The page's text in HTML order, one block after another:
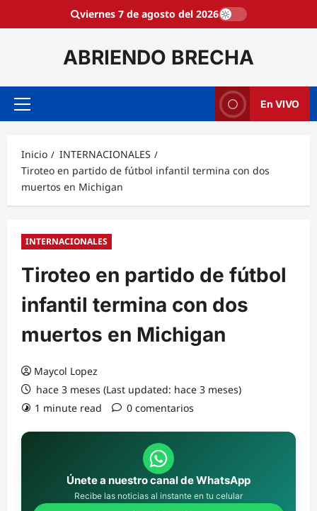
viernes 7 de agosto del 2026
ABRIENDO BRECHA
Menú
En VIVO
Inicio
INTERNACIONALES
Tiroteo en partido de fútbol infantil termina con dos
muertos en Michigan
INTERNACIONALES
Tiroteo en partido de fútbol
infantil termina con dos
muertos en Michigan
Maycol Lopez
hace 3 meses (Last updated: hace 3 meses)
1 minute read
0 comentarios
Únete a nuestro canal de WhatsApp
Recibe las noticias al instante en tu celular